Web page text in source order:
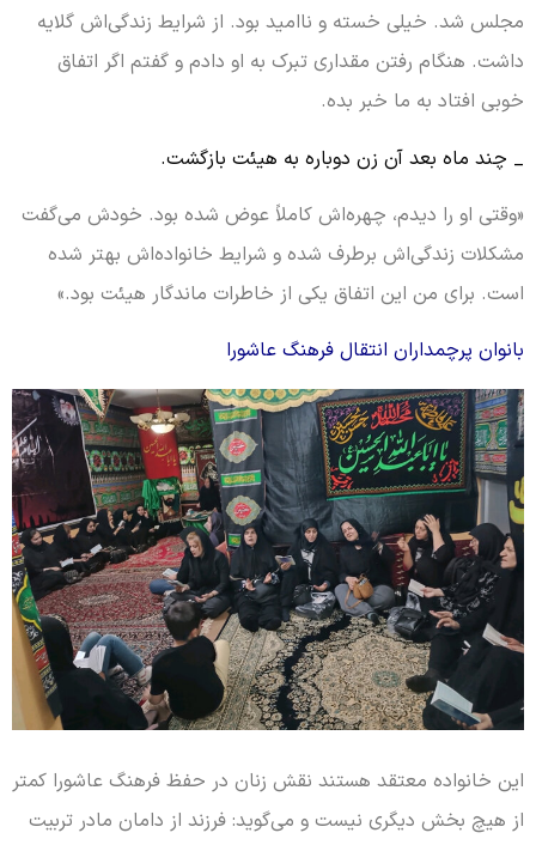
مجلس شد. خیلی خسته و ناامید بود. از شرایط زندگی‌اش گلایه
داشت. هنگام رفتن مقداری تبرک به او دادم و گفتم اگر اتفاق
خوبی افتاد به ما خبر بده.
_ چند ماه بعد آن زن دوباره به هیئت بازگشت.
«وقتی او را دیدم، چهره‌اش کاملاً عوض شده بود. خودش می‌گفت
مشکلات زندگی‌اش برطرف شده و شرایط خانواده‌اش بهتر شده
است. برای من این اتفاق یکی از خاطرات ماندگار هیئت بود.»
بانوان پرچمداران انتقال فرهنگ عاشورا
این خانواده معتقد هستند نقش زنان در حفظ فرهنگ عاشورا کمتر
از هیچ بخش دیگری نیست و می‌گوید: فرزند از دامان مادر تربیت